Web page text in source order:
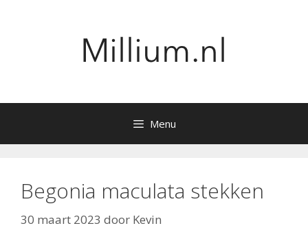
Menu
Begonia maculata stekken
30 maart 2023 door Kevin